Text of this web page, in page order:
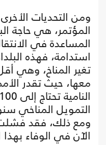
ومن التحديات
المؤتمر، هي حاجة
المساعدة في
استدامة، فهذه
تغير المناخ، وهي
معها، حيث تقدر
ومع ذلك، فقد
الآن في الوفاء بهذا